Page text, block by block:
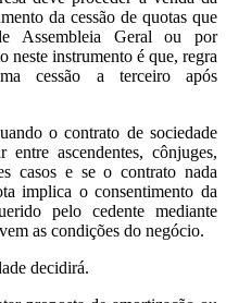
da cessão de quotas que
Assembleia Geral ou por
neste instrumento é que, regra
cessão a terceiro após
o contrato de sociedade
ascendentes, cônjuges,
casos e se o contrato nada
implica o consentimento da
pelo cedente mediante
as condições do negócio.
decidirá.